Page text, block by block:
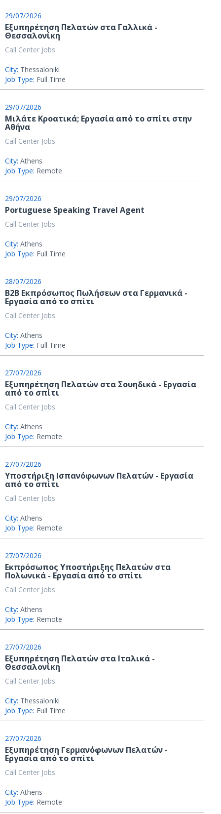
29/07/2026
Εξυπηρέτηση Πελατών στα Γαλλικά -
Θεσσαλονίκη
Call Center Jobs
City: Thessaloniki
Job Type: Full Time
29/07/2026
Μιλάτε Κροατικά; Εργασία από το σπίτι στην
Αθήνα
Call Center Jobs
City: Athens
Job Type: Remote
29/07/2026
Portuguese Speaking Travel Agent
Call Center Jobs
City: Athens
Job Type: Full Time
28/07/2026
B2B Εκπρόσωπος Πωλήσεων στα Γερμανικά -
Εργασία από το σπίτι
Call Center Jobs
City: Athens
Job Type: Full Time
27/07/2026
Εξυπηρέτηση Πελατών στα Σουηδικά - Εργασία
από το σπίτι
Call Center Jobs
City: Athens
Job Type: Remote
27/07/2026
Υποστήριξη Ισπανόφωνων Πελατών - Εργασία
από το σπίτι
Call Center Jobs
City: Athens
Job Type: Remote
27/07/2026
Εκπρόσωπος Υποστήριξης Πελατών στα
Πολωνικά - Εργασία από το σπίτι
Call Center Jobs
City: Athens
Job Type: Remote
27/07/2026
Εξυπηρέτηση Πελατών στα Ιταλικά -
Θεσσαλονίκη
Call Center Jobs
City: Thessaloniki
Job Type: Full Time
27/07/2026
Εξυπηρέτηση Γερμανόφωνων Πελατών -
Εργασία από το σπίτι
Call Center Jobs
City: Athens
Job Type: Remote